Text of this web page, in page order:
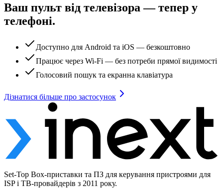
Ваш пульт від телевізора — тепер у
телефоні.
Доступно для Android та iOS — безкоштовно
Працює через Wi-Fi — без потреби прямої видимості
Голосовий пошук та екранна клавіатура
Дізнатися більше про застосунок
Set-Top Box-приставки та ПЗ для керування пристроями для
ISP і ТВ-провайдерів з 2011 року.